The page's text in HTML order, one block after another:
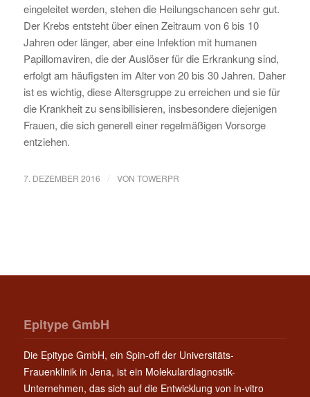
eingeleitet werden, stehen die Heilungschancen sehr gut.
Der Krebs entsteht über einen Zeitraum von 6 bis 10
Jahren oder länger, aber eine Infektion mit humanen
Papillomaviren, die der Auslöser für die Erkrankung sind,
erfolgt am häufigsten im Alter von 20 bis 30 Jahren. Daher
ist es wichtig, diese Altersgruppe zu erreichen und sie für
die Krankheit zu sensibilisieren, insbesondere diejenigen
Frauen, die sich generell einer regelmäßigen Vorsorge
entziehen.
7. DEZEMBER 2016 / VON TOWERPR
Epitype GmbH
Die Epitype GmbH, ein Spin-off der Universitäts-
Frauenklinik in Jena, ist ein Molekulardiagnostik-
Unternehmen, das sich auf die Entwicklung von in-vitro